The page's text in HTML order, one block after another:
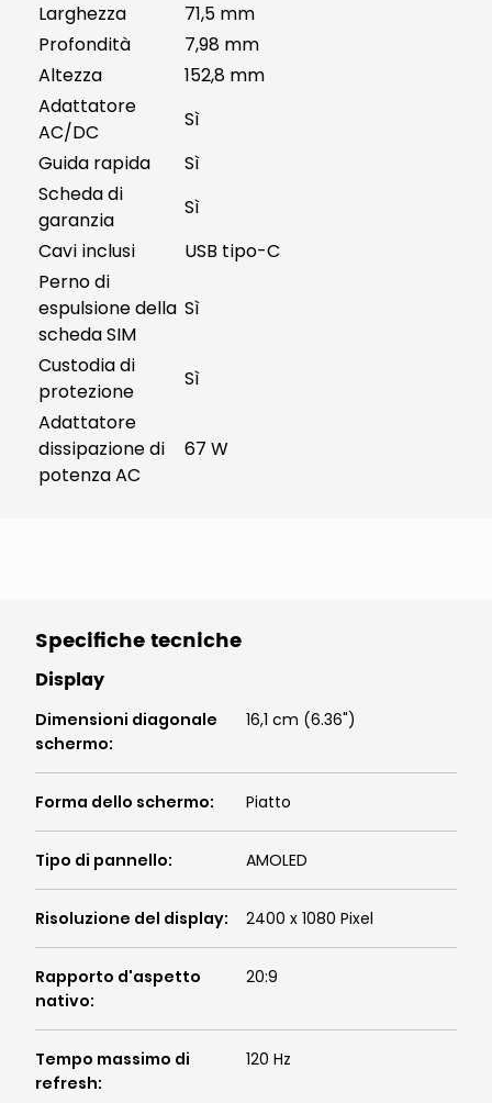
Larghezza
71,5 mm
Profondità
7,98 mm
Altezza
152,8 mm
Adattatore
AC/DC
Sì
Guida rapida
Sì
Scheda di
garanzia
Sì
Cavi inclusi
USB tipo-C
Perno di
espulsione della
scheda SIM
Sì
Custodia di
protezione
Sì
Adattatore
dissipazione di
potenza AC
67 W
Specifiche tecniche
Display
Dimensioni diagonale
schermo:
16,1 cm (6.36")
Forma dello schermo: Piatto
Tipo di pannello: AMOLED
Risoluzione del display: 2400 x 1080 Pixel
Rapporto d'aspetto
nativo:
20:9
Tempo massimo di
refresh:
120 Hz